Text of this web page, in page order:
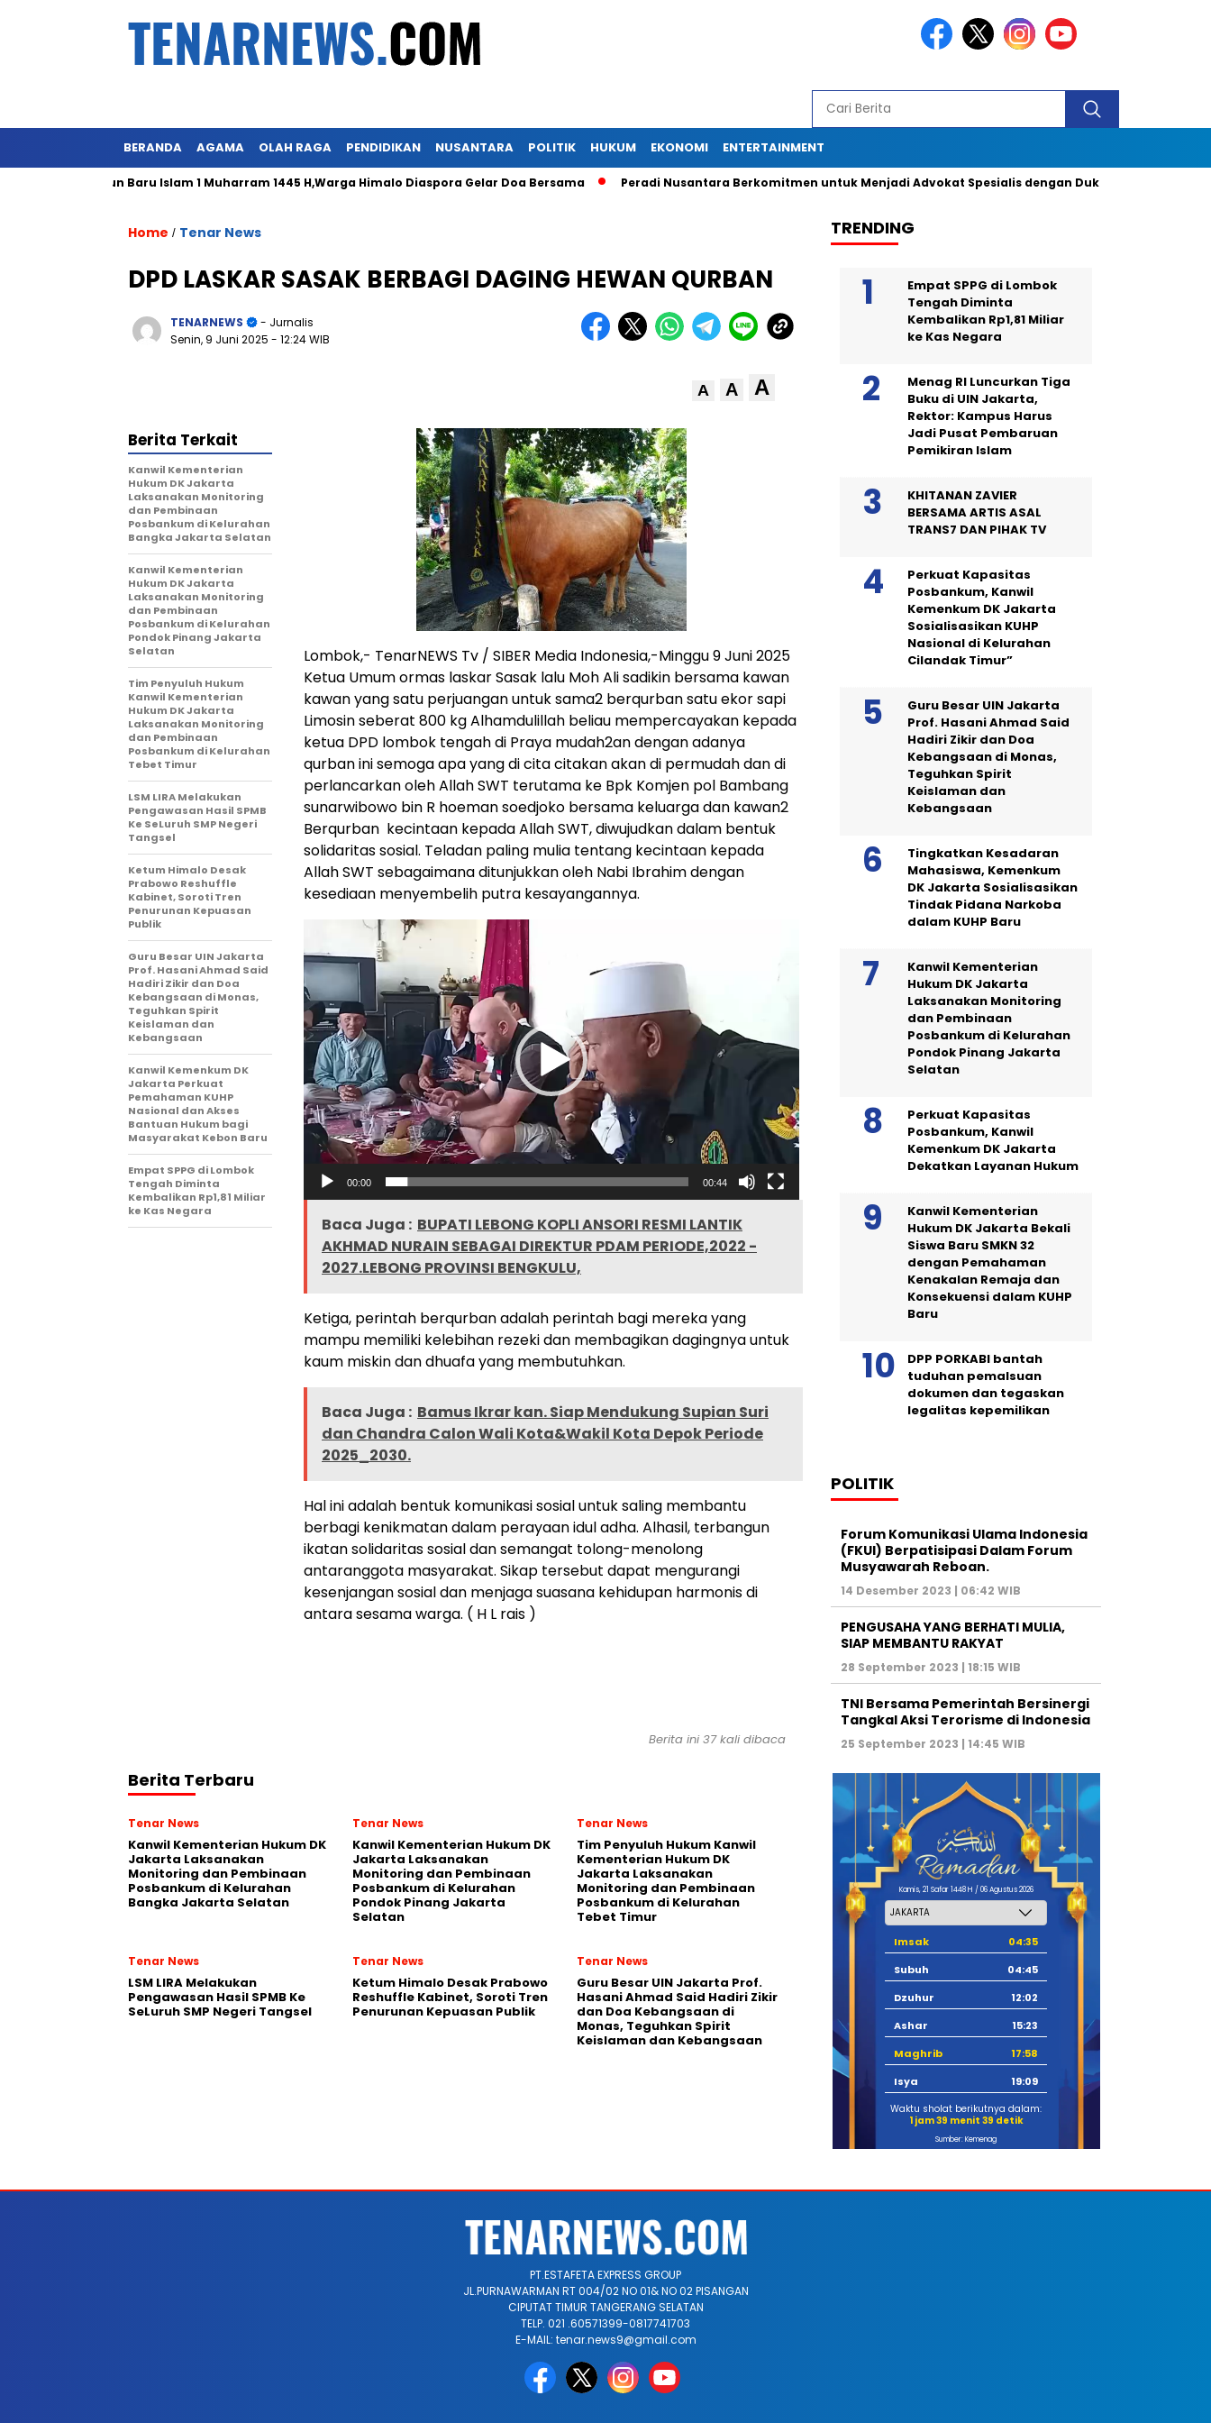
BERANDA AGAMA OLAH RAGA PENDIDIKAN NUSANTARA POLITIK HUKUM EKONOMI ENTERTAINMENT
Tahun Baru Islam 1 Muharram 1445 H,Warga Himalo Diaspora Gelar Doa Bersama Peradi Nusantara Berkomitmen untuk Menjadi Advokat Spesialis dengan Dukungan Ombudsman RI
Home / Tenar News
DPD LASKAR SASAK BERBAGI DAGING HEWAN QURBAN
TENARNEWS
- Jurnalis
Senin, 9 Juni 2025 - 12:24 WIB
A A A
Lombok,- TenarNEWS Tv / SIBER Media Indonesia,-Minggu 9 Juni 2025
Ketua Umum ormas laskar Sasak lalu Moh Ali sadikin bersama kawan
kawan yang satu perjuangan untuk sama2 berqurban satu ekor sapi
Limosin seberat 800 kg Alhamdulillah beliau mempercayakan kepada
ketua DPD lombok tengah di Praya mudah2an dengan adanya
qurban ini semoga apa yang di cita citakan akan di permudah dan di
perlancarkan oleh Allah SWT terutama ke Bpk Komjen pol Bambang
sunarwibowo bin R hoeman soedjoko bersama keluarga dan kawan2
Berqurban kecintaan kepada Allah SWT, diwujudkan dalam bentuk
solidaritas sosial. Teladan paling mulia tentang kecintaan kepada
Allah SWT sebagaimana ditunjukkan oleh Nabi Ibrahim dengan
kesediaan menyembelih putra kesayangannya.
Pemutar
Video
00:00 00:44
Baca Juga : BUPATI LEBONG KOPLI ANSORI RESMI LANTIK
AKHMAD NURAIN SEBAGAI DIREKTUR PDAM PERIODE,2022 -
2027.LEBONG PROVINSI BENGKULU,
Ketiga, perintah berqurban adalah perintah bagi mereka yang
mampu memiliki kelebihan rezeki dan membagikan dagingnya untuk
kaum miskin dan dhuafa yang membutuhkan.
Baca Juga : Bamus Ikrar kan. Siap Mendukung Supian Suri
dan Chandra Calon Wali Kota&Wakil Kota Depok Periode
2025_2030.
Hal ini adalah bentuk komunikasi sosial untuk saling membantu
berbagi kenikmatan dalam perayaan idul adha. Alhasil, terbangun
ikatan solidaritas sosial dan semangat tolong-menolong
antaranggota masyarakat. Sikap tersebut dapat mengurangi
kesenjangan sosial dan menjaga suasana kehidupan harmonis di
antara sesama warga. ( H L rais )
Berita Terkait
Kanwil Kementerian
Hukum DK Jakarta
Laksanakan Monitoring
dan Pembinaan
Posbankum di Kelurahan
Bangka Jakarta Selatan
Kanwil Kementerian
Hukum DK Jakarta
Laksanakan Monitoring
dan Pembinaan
Posbankum di Kelurahan
Pondok Pinang Jakarta
Selatan
Tim Penyuluh Hukum
Kanwil Kementerian
Hukum DK Jakarta
Laksanakan Monitoring
dan Pembinaan
Posbankum di Kelurahan
Tebet Timur
LSM LIRA Melakukan
Pengawasan Hasil SPMB
Ke SeLuruh SMP Negeri
Tangsel
Ketum Himalo Desak
Prabowo Reshuffle
Kabinet, Soroti Tren
Penurunan Kepuasan
Publik
Guru Besar UIN Jakarta
Prof. Hasani Ahmad Said
Hadiri Zikir dan Doa
Kebangsaan di Monas,
Teguhkan Spirit
Keislaman dan
Kebangsaan
Kanwil Kemenkum DK
Jakarta Perkuat
Pemahaman KUHP
Nasional dan Akses
Bantuan Hukum bagi
Masyarakat Kebon Baru
Empat SPPG di Lombok
Tengah Diminta
Kembalikan Rp1,81 Miliar
ke Kas Negara
Berita ini 37 kali dibaca
Berita Terbaru
Tenar News
Kanwil Kementerian Hukum DK
Jakarta Laksanakan
Monitoring dan Pembinaan
Posbankum di Kelurahan
Bangka Jakarta Selatan
Tenar News
Kanwil Kementerian Hukum DK
Jakarta Laksanakan
Monitoring dan Pembinaan
Posbankum di Kelurahan
Pondok Pinang Jakarta
Selatan
Tenar News
Tim Penyuluh Hukum Kanwil
Kementerian Hukum DK
Jakarta Laksanakan
Monitoring dan Pembinaan
Posbankum di Kelurahan
Tebet Timur
Tenar News
LSM LIRA Melakukan
Pengawasan Hasil SPMB Ke
SeLuruh SMP Negeri Tangsel
Tenar News
Ketum Himalo Desak Prabowo
Reshuffle Kabinet, Soroti Tren
Penurunan Kepuasan Publik
Tenar News
Guru Besar UIN Jakarta Prof.
Hasani Ahmad Said Hadiri Zikir
dan Doa Kebangsaan di
Monas, Teguhkan Spirit
Keislaman dan Kebangsaan
TRENDING
Empat SPPG di Lombok
Tengah Diminta
Kembalikan Rp1,81 Miliar
ke Kas Negara
Menag RI Luncurkan Tiga
Buku di UIN Jakarta,
Rektor: Kampus Harus
Jadi Pusat Pembaruan
Pemikiran Islam
KHITANAN ZAVIER
BERSAMA ARTIS ASAL
TRANS7 DAN PIHAK TV
Perkuat Kapasitas
Posbankum, Kanwil
Kemenkum DK Jakarta
Sosialisasikan KUHP
Nasional di Kelurahan
Cilandak Timur”
Guru Besar UIN Jakarta
Prof. Hasani Ahmad Said
Hadiri Zikir dan Doa
Kebangsaan di Monas,
Teguhkan Spirit
Keislaman dan
Kebangsaan
Tingkatkan Kesadaran
Mahasiswa, Kemenkum
DK Jakarta Sosialisasikan
Tindak Pidana Narkoba
dalam KUHP Baru
Kanwil Kementerian
Hukum DK Jakarta
Laksanakan Monitoring
dan Pembinaan
Posbankum di Kelurahan
Pondok Pinang Jakarta
Selatan
Perkuat Kapasitas
Posbankum, Kanwil
Kemenkum DK Jakarta
Dekatkan Layanan Hukum
Kanwil Kementerian
Hukum DK Jakarta Bekali
Siswa Baru SMKN 32
dengan Pemahaman
Kenakalan Remaja dan
Konsekuensi dalam KUHP
Baru
DPP PORKABI bantah
tuduhan pemalsuan
dokumen dan tegaskan
legalitas kepemilikan
POLITIK
Forum Komunikasi Ulama Indonesia
(FKUI) Berpatisipasi Dalam Forum
Musyawarah Reboan.
14 Desember 2023 | 06:42 WIB
PENGUSAHA YANG BERHATI MULIA,
SIAP MEMBANTU RAKYAT
28 September 2023 | 18:15 WIB
TNI Bersama Pemerintah Bersinergi
Tangkal Aksi Terorisme di Indonesia
25 September 2023 | 14:45 WIB
Kamis, 21 Safar 1448 H / 06 Agustus 2026
Imsak
04:35
Subuh
04:45
Dzuhur
12:02
Ashar
15:23
Maghrib
17:58
Isya
19:09
Waktu sholat berikutnya dalam:
1 jam 39 menit 38 detik
Sumber: Kemenag
PT.ESTAFETA EXPRESS GROUP
JL.PURNAWARMAN RT 004/02 NO 01& NO 02 PISANGAN
CIPUTAT TIMUR TANGERANG SELATAN
TELP. 021 .60571399-0817741703
E-MAIL: tenar.news9@gmail.com